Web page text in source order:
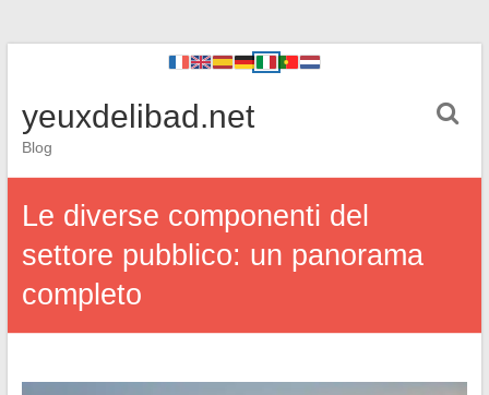
yeuxdelibad.net
Blog
Le diverse componenti del
settore pubblico: un panorama
completo